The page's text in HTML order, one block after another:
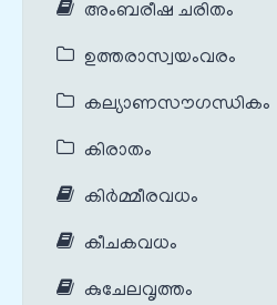
അംബരീഷ ചരിതം
ഉത്തരാസ്വയംവരം
കല്യാണസൗഗന്ധികം
കിരാതം
കിർമ്മീരവധം
കീചകവധം
കുചേലവൃത്തം